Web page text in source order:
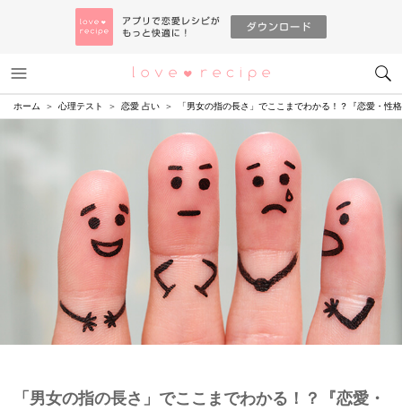
恋愛レシピ
ホーム 心理テスト 恋愛 占い 「男女の指の長さ」でここまでわかる！？『恋愛・性
「男女の指の長さ」でここまでわかる！？『恋愛・